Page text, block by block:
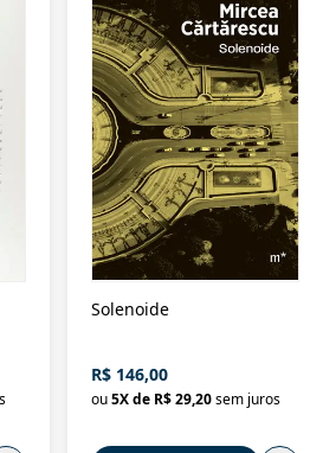
Solenoide
R$ 146,00
ou 5X de R$ 29,20 sem juros